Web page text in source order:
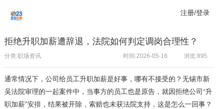
注册/登录
拒绝升职加薪遭辞退，法院如何判定调岗合理性？
分类:职场资讯 浏览:895
时间:2026-05-16
通常情况下，公司给员工升职加薪是好事，哪有不接受的？无锡市新
吴法院审理的一起案件中，当事方的员工也是原告，就因拒绝公司“升
职加薪”安排，结果被开除，索赔也未获法院支持，这是怎么一回事？